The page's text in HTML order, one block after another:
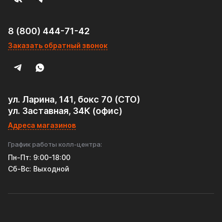
8 (800) 444-71-42
Заказать обратный звонок
ул. Ларина, 141, бокс 70 (СТО)
ул. Заставная, 34К (офис)
Адреса магазинов
График работы колл-центра:
Пн-Пт: 9:00-18:00
Cб-Вс: Выходной